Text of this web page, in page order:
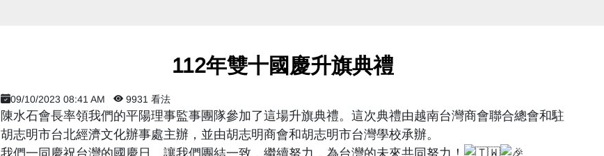
​ 112年雙十國慶升旗典禮 ​
09/10/2023 08:41 AM 9931 看法
陳水石會長率領我們的平陽理事監事團隊參加了這場升旗典禮。這次典禮由越南台灣商會聯合總會和駐
胡志明市台北經濟文化辦事處主辦，並由胡志明商會和胡志明市台灣學校承辦。
我們一同慶祝台灣的國慶日。讓我們團結一致，繼續努力，為台灣的未來共同努力！